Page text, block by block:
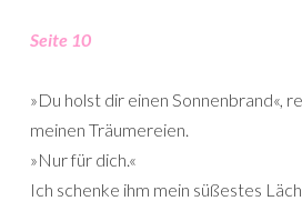
Seite 10
»Du holst dir einen Sonnenbrand«,
meinen Träumereien.
»Nur für dich.«
Ich schenke ihm mein süßestes